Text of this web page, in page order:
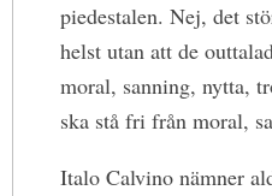
piedestalen. Nej, det
helst utan att de
moral, sanning, nytta,
ska stå fri från moral,
Italo Calvino nämner